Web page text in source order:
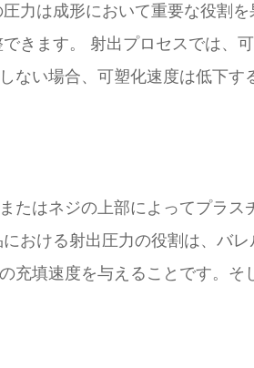
力は成形において重要な役割を
きます。 射出プロセスでは、
い場合、可塑化速度は低下す
たはネジの上部によってプラス
おける射出圧力の役割は、バレ
充填速度を与えることです。そ